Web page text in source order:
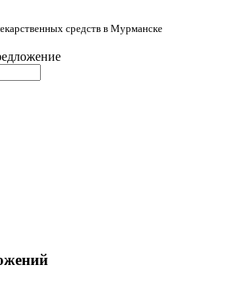
средств в Мурманске